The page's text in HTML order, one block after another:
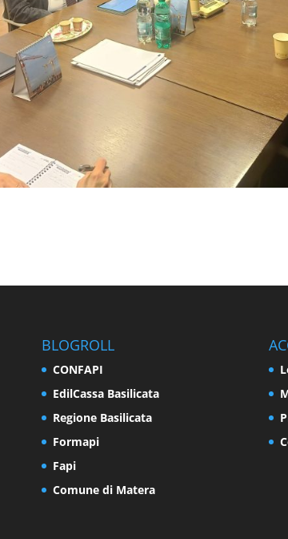
BLOGROLL
CONFAPI
EdilCassa Basilicata
Regione Basilicata
Formapi
Fapi
Comune di Matera